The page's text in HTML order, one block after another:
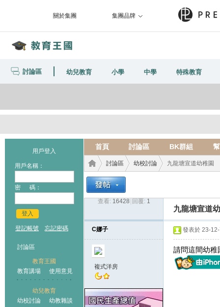
關於集團 集團品牌
討論區 幼兒教育 小學 中學 特殊教育
用戶登入
用戶名稱：
密 碼：
登入
登記帳號 忘記密碼
討論區
教育王國
教育講場
使用意見
幼兒教育
幼校討論
幼教雜談
首頁 討論區 BK群組
王國
›
討論區
›
幼校討論 九龍塘宣道幼稚園
查看: 16428 回覆: 1
九龍塘宣道
C娜子
複式洋房
發表於 23-
請問這間幼稚